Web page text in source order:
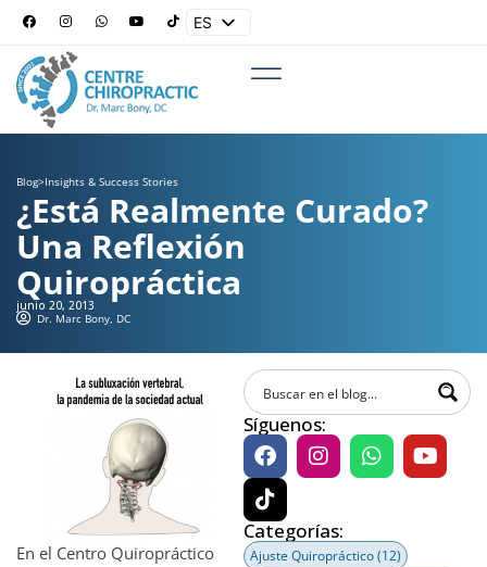
ES
Blog>Insights & Success Stories
¿Está Realmente Curado?
Una Reflexión
Quiropráctica
junio 20, 2013
Dr. Marc Bony, DC
En el Centro Quiropráctico
Síguenos:
Categorías:
Ajuste Quiropráctico(12)